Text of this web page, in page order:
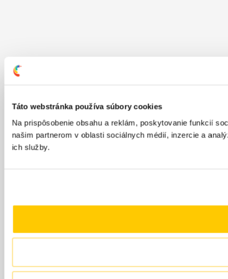
Táto webstránka používa súbory cookies
Na prispôsobenie obsahu a reklám, poskytovanie funkcií
našim partnerom v oblasti sociálnych médií, inzercie a
ich služby.